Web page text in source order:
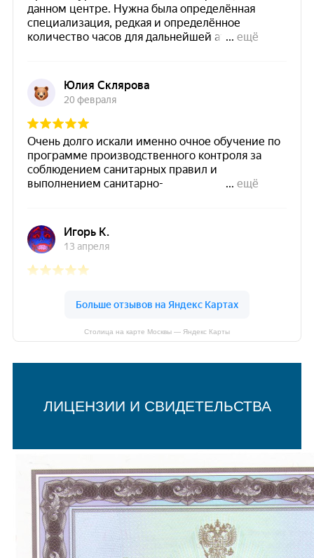
Столица на карте Москвы — Яндекс Карты
ЛИЦЕНЗИИ И СВИДЕТЕЛЬСТВА